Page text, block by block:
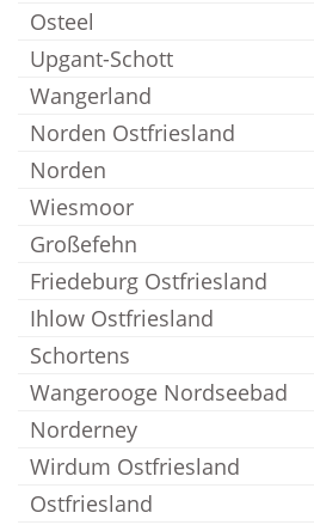
Osteel
Upgant-Schott
Wangerland
Norden Ostfriesland
Norden
Wiesmoor
Großefehn
Friedeburg Ostfriesland
Ihlow Ostfriesland
Schortens
Wangerooge Nordseebad
Norderney
Wirdum Ostfriesland
Ostfriesland